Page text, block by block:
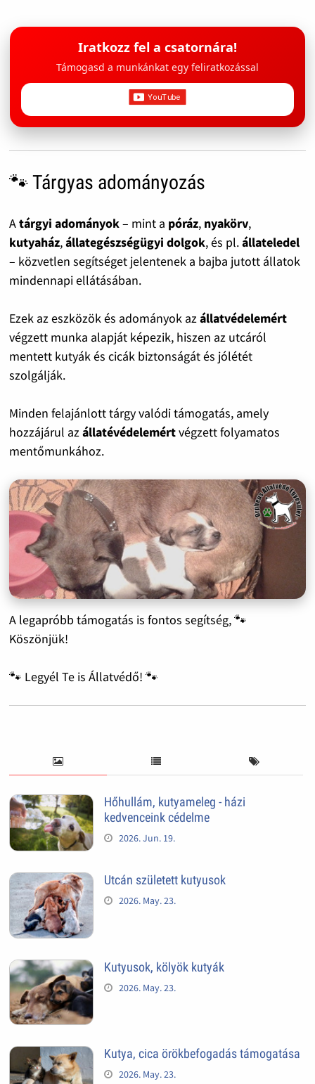
Iratkozz fel a csatornára!
Támogasd a munkánkat egy feliratkozással
🐾 Tárgyas adományozás
Atárgyi adományok– mint a póráz, nyakörv,
kutyaház,állategészségügyi dolgok, és pl.állateledel
– közvetlen segítséget jelentenek a bajba jutott állatok
mindennapi ellátásában.
Ezek az eszközök és adományok azállatvédelemért
végzett munka alapját képezik, hiszen az utcáról
mentett kutyák és cicák biztonságát és jólétét
szolgálják.
Minden felajánlott tárgy valódi támogatás, amely
hozzájárul azállatévédelemértvégzett folyamatos
mentőmunkához.
A legapróbb támogatás is fontos segítség, 🐾
Köszönjük!
🐾 Legyél Te is Állatvédő! 🐾
Hőhullám, kutyameleg - házi
kedvenceink cédelme
2026. Jun. 19.
Utcán született kutyusok
2026. May. 23.
Kutyusok, kölyök kutyák
2026. May. 23.
Kutya, cica örökbefogadás támogatása
2026. May. 23.